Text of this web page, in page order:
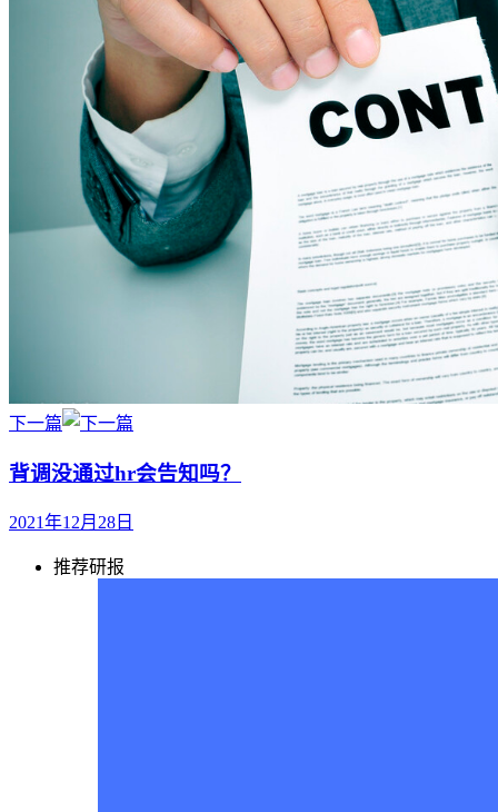
下一篇
背调没通过hr会告知吗？
2021年12月28日
推荐研报